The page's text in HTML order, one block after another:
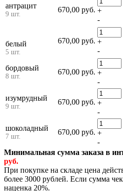
антрацит
9 шт.
670,00 руб. +
-
белый
5 шт.
670,00 руб. +
-
бордовый
8 шт.
670,00 руб. +
-
изумрудный
9 шт.
670,00 руб. +
-
шоколадный
7 шт.
670,00 руб. +
-
Минимальная сумма заказа в
руб.
При покупке на складе цена
более 3000 рублей. Если сумма
наценка 20%.